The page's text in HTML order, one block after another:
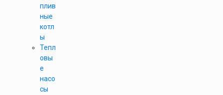
плив
ные
котл
ы
Тепл
овы
е
насо
сы